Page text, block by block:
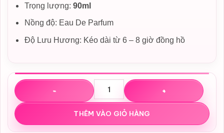
Trọng lượng: 90ml
Nồng độ: Eau De Parfum
Độ Lưu Hương: Kéo dài từ 6 – 8 giờ đồng hồ
Nước hoa Elie Saab Le Parfum Lumiere EDP số lượng
THÊM VÀO GIỎ HÀNG